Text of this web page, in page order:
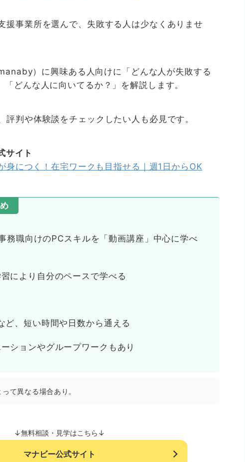
援事業所を選んで、失敗する人は少なくありませ
）に興味ある人向けに「どんな人が失敗する
どんな人に向いてるか？」を解説します。
評判や体験談をチェックしたい人も必見です。
イト
身につく！在宅ワークも目指せる｜週1日からOK
務職向けのPCスキルを「動画講座」中心に学べ
により自分のペースで学べる
ど、短い時間や日数から通える
ションやグループワークもあり
て異なる場合あり。
↓無料相談・見学はこちら↓
マナビー公式サイト